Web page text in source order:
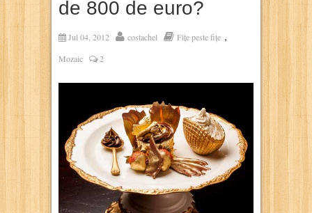
de 800 de euro?
Jul 04, 2012 costachel Fițe peste fițe ,
Mozaic 2